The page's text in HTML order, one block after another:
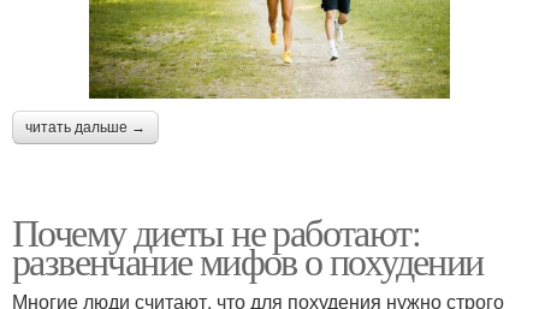
читать дальше →
Почему диеты не работают:
развенчание мифов о похудении
Многие люди считают, что для похудения нужно строго